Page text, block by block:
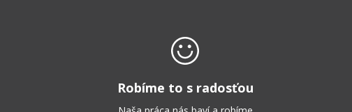
Robíme to s radosťou